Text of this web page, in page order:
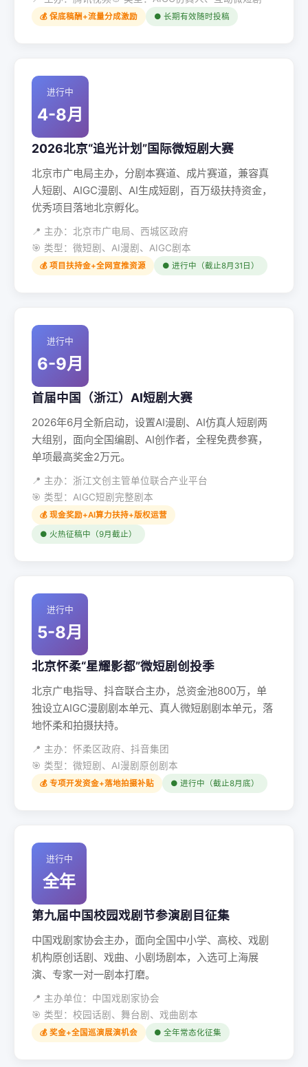
💰 保底稿酬+流量分成激励 ● 长期有效随时投稿
进行中
4-8月
2026北京“追光计划”国际微短剧大赛
北京市广电局主办，分剧本赛道、成片赛道，兼容真
人短剧、AIGC漫剧、AI生成短剧，百万级扶持资金，
优秀项目落地北京孵化。
📍 主办：北京市广电局、西城区政府
🎯 类型：微短剧、AI漫剧、AIGC剧本
💰 项目扶持金+全网宣推资源 ● 进行中（截止8月31日）
进行中
6-9月
首届中国（浙江）AI短剧大赛
2026年6月全新启动，设置AI漫剧、AI仿真人短剧两
大组别，面向全国编剧、AI创作者，全程免费参赛，
单项最高奖金2万元。
📍 主办：浙江文创主管单位联合产业平台
🎯 类型：AIGC短剧完整剧本
💰 现金奖励+AI算力扶持+版权运营
● 火热征稿中（9月截止）
进行中
5-8月
北京怀柔“星耀影都”微短剧创投季
北京广电指导、抖音联合主办，总资金池800万，单
独设立AIGC漫剧剧本单元、真人微短剧剧本单元，落
地怀柔和拍摄扶持。
📍 主办：怀柔区政府、抖音集团
🎯 类型：微短剧、AI漫剧原创剧本
💰 专项开发资金+落地拍摄补贴 ● 进行中（截止8月底）
进行中
全年
第九届中国校园戏剧节参演剧目征集
中国戏剧家协会主办，面向全国中小学、高校、戏剧
机构原创话剧、戏曲、小剧场剧本，入选可上海展
演、专家一对一剧本打磨。
📍 主办单位：中国戏剧家协会
🎯 类型：校园话剧、舞台剧、戏曲剧本
💰 奖金+全国巡演展演机会 ● 全年常态化征集